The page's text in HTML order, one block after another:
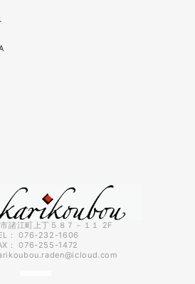
てまた木地を作り始めました。
た。
ンター本館１階にて開催です。石
未満の作り手６０人による展示会
諸江町上丁５８７－１１ 2F
： 076-232-1606
： 076-255-1472